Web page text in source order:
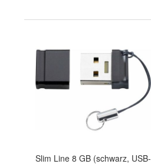
Slim Line 8 GB (schwarz, USB-